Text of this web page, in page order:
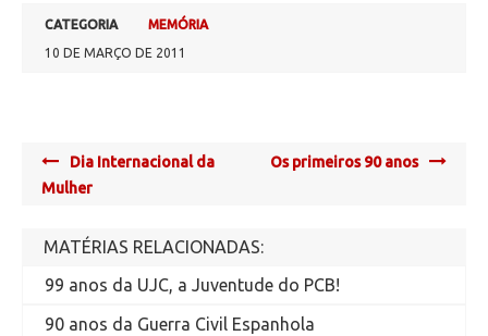
CATEGORIA
MEMÓRIA
10 DE MARÇO DE 2011
Post
navigation
Dia Internacional da
Mulher
Os primeiros 90 anos
MATÉRIAS RELACIONADAS:
99 anos da UJC, a Juventude do PCB!
90 anos da Guerra Civil Espanhola